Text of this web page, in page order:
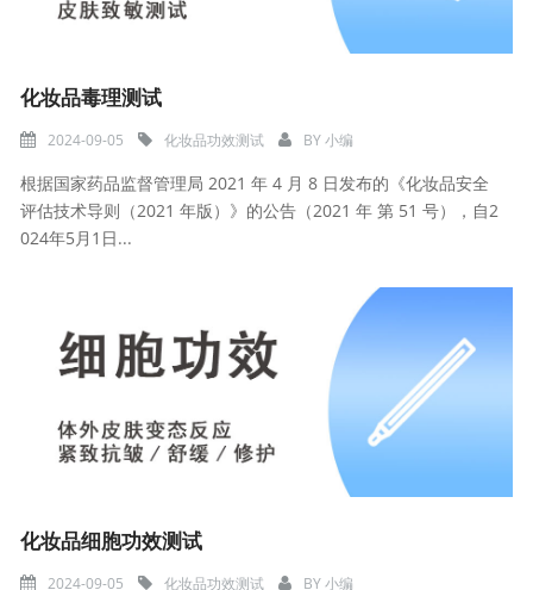
化妆品毒理测试
2024-09-05 化妆品功效测试 BY小编
根据国家药品监督管理局 2021 年 4 月 8 日发布的《化妆品安全
评估技术导则（2021 年版）》的公告（2021 年 第 51 号），自2
024年5月1日...
化妆品细胞功效测试
2024-09-05 化妆品功效测试 BY小编